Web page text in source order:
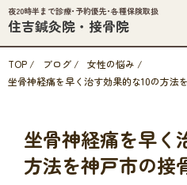
夜20時半まで診療･予約優先･各種保険取扱
住吉鍼灸院・接骨院
TOP / ブログ / 女性の悩み /
坐骨神経痛を早く治す効果的な10の方法
坐骨神経痛を早く
方法を神戸市の接